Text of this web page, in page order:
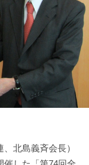
北島義斉会長）